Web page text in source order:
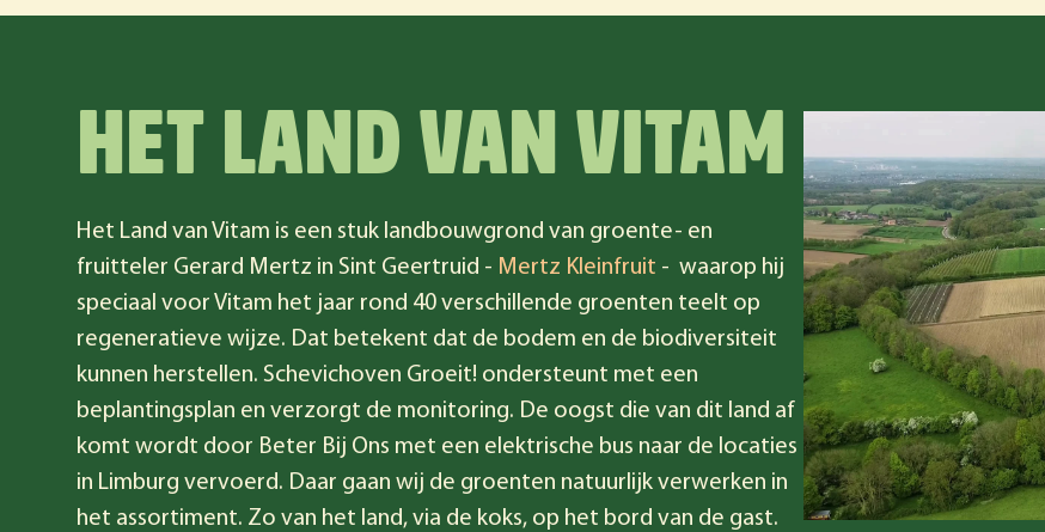
HET LAND VAN VITAM
Het Land van Vitam is een stuk landbouwgrond van groente- en
fruitteler Gerard Mertz in Sint Geertruid - Mertz Kleinfruit - waarop hij
speciaal voor Vitam het jaar rond 40 verschillende groenten teelt op
regeneratieve wijze. Dat betekent dat de bodem en de biodiversiteit
kunnen herstellen. Schevichoven Groeit! ondersteunt met een
beplantingsplan en verzorgt de monitoring. De oogst die van dit land af
komt wordt door Beter Bij Ons met een elektrische bus naar de locaties
in Limburg vervoerd. Daar gaan wij de groenten natuurlijk verwerken in
het assortiment. Zo van het land, via de koks, op het bord van de gast.